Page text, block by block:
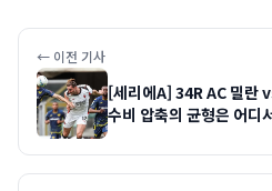
← 이전 기사
[세리에A] 34R AC 밀란
수비 압축의 균형은 어디